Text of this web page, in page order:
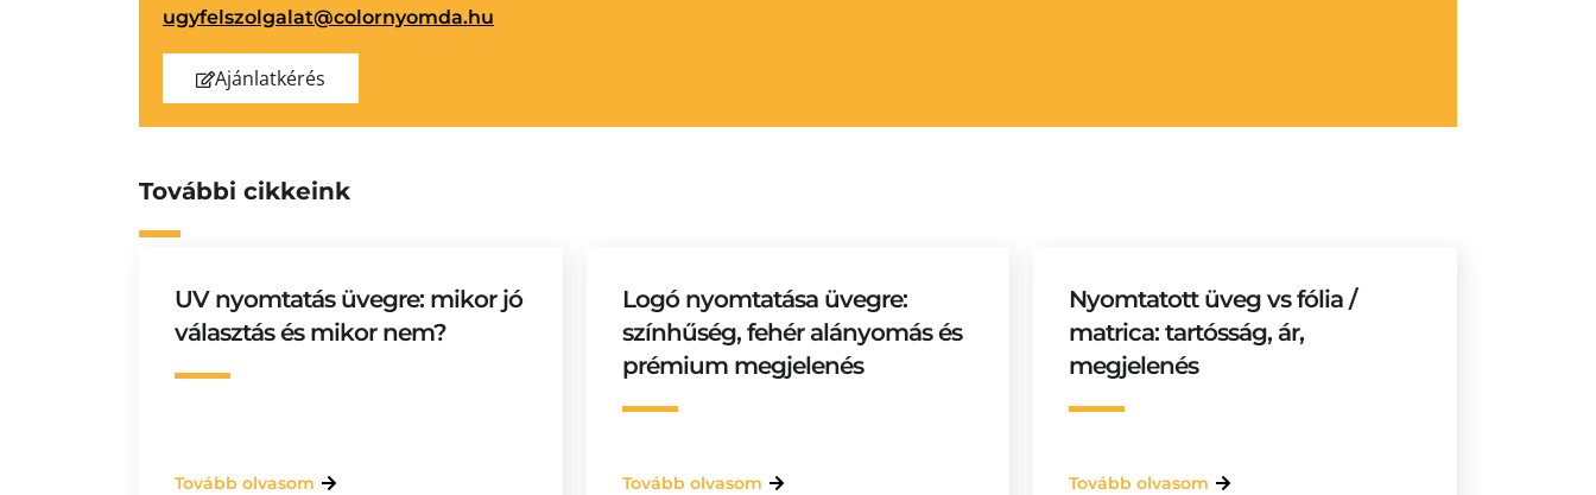
ugyfelszolgalat@colornyomda.hu
Ajánlatkérés
További cikkeink
UV nyomtatás üvegre: mikor jó
választás és mikor nem?
Tovább olvasom
Logó nyomtatása üvegre:
színhűség, fehér alányomás és
prémium megjelenés
Tovább olvasom
Nyomtatott üveg vs fólia /
matrica: tartósság, ár,
megjelenés
Tovább olvasom